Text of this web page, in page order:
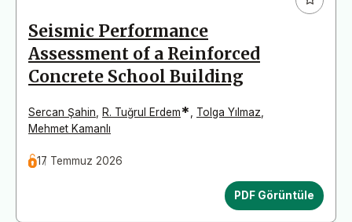
Seismic Performance
Assessment of a Reinforced
Concrete School Building
Sercan Şahin R. Tuğrul Erdem* Tolga Yılmaz
Mehmet Kamanlı
17 Temmuz 2026
PDF Görüntüle